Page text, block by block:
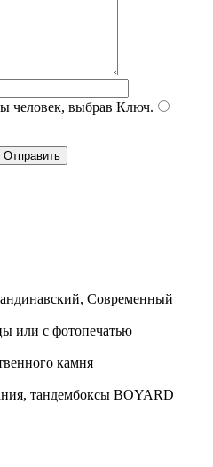
человек, выбрав Ключ.
Современный
или с фотопечатью
камня
тандембоксы BOYARD